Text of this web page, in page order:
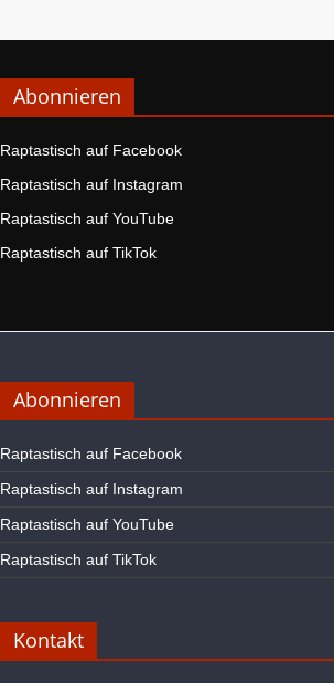
Abonnieren
Raptastisch auf Facebook
Raptastisch auf Instagram
Raptastisch auf YouTube
Raptastisch auf TikTok
Abonnieren
Raptastisch auf Facebook
Raptastisch auf Instagram
Raptastisch auf YouTube
Raptastisch auf TikTok
Kontakt